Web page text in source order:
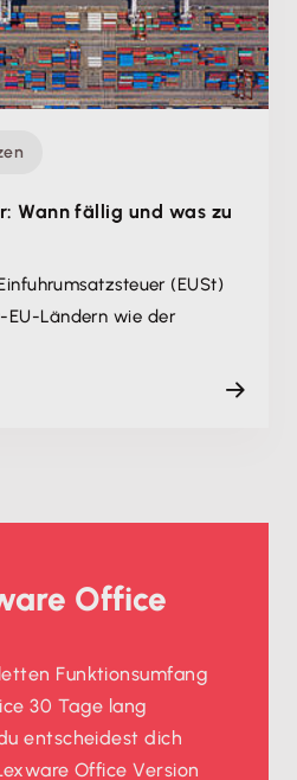
Wann fällig und was zu
(EUSt)
EU-Ländern wie der
Office
Funktionsumfang
30 Tage lang
entscheidest dich
Office Version